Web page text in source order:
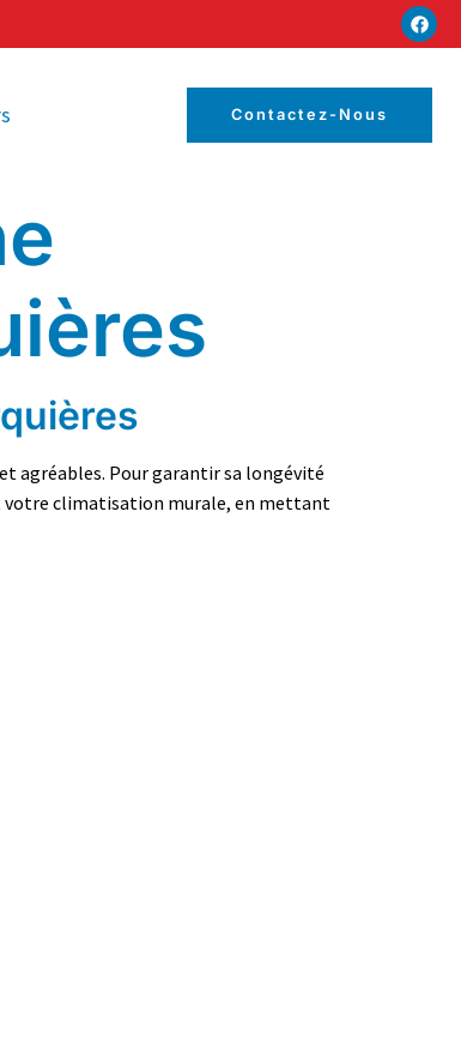
Contactez-Nous
agréables. Pour garantir sa longévité
votre climatisation murale, en mettant